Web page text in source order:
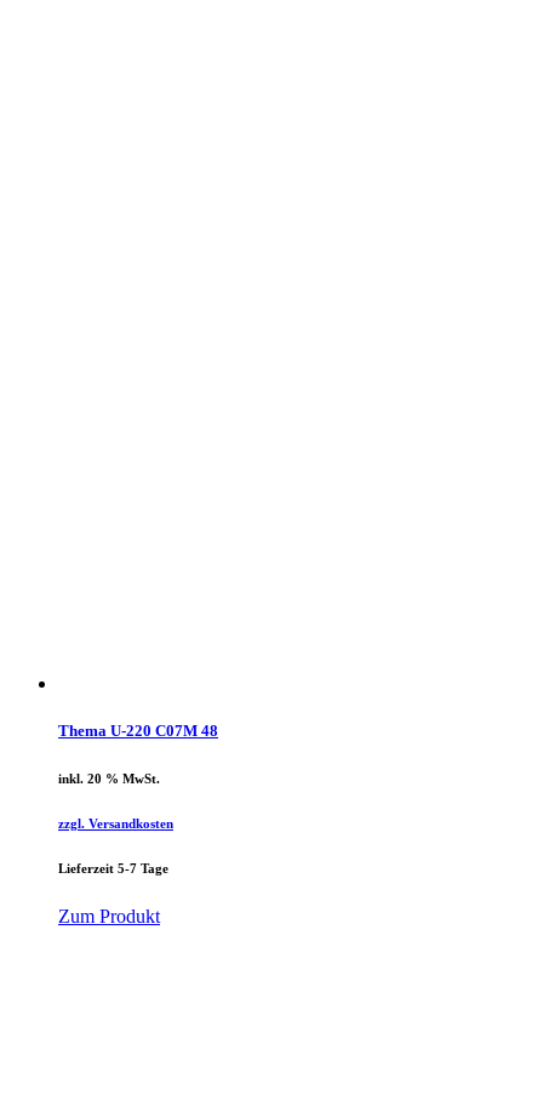
Thema U-220 C07M 48
inkl. 20 % MwSt.
zzgl. Versandkosten
Lieferzeit 5-7 Tage
Zum Produkt